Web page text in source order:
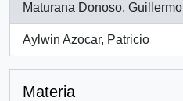
Maturana Donoso, Guillermo
, 3 resultados
Aylwin Azocar, Patricio
, 1 resultados
Materia